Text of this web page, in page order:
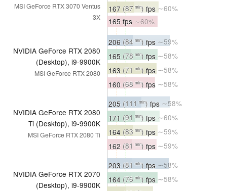
MSI GeForce RTX 3070 Ventus
3X
167 (87 min)fps∼60%
165 fps ∼60%
NVIDIA GeForce RTX 2080
(Desktop), i9-9900K
MSI GeForce RTX 2080
206 (84 min)fps∼59%
165 (78 min)fps∼58%
163 (71 min)fps∼58%
160 (68 min) fps ∼58%
NVIDIA GeForce RTX 2080
Ti (Desktop), i9-9900K
MSI GeForce RTX 2080 Ti
205 (111 min)fps∼58%
171 (91 min)fps∼60%
164 (83 min)fps∼59%
162 (81 min) fps ∼59%
NVIDIA GeForce RTX 2070
(Desktop), i9-9900K
203 (81 min)fps∼58%
164 (76 min)fps∼58%